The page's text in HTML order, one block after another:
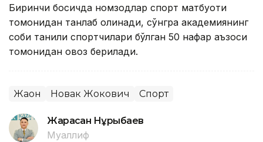
Биринчи босқичда номзодлар спорт матбуоти
томонидан танлаб олинади, сўнгра академиянинг
собиқ таниқли спортчилари бўлган 50 нафар аъзоси
томонидан овоз берилади.
Жаҳон Новак Жокович Спорт
Жарасқан Нұрыбаев
Муаллиф